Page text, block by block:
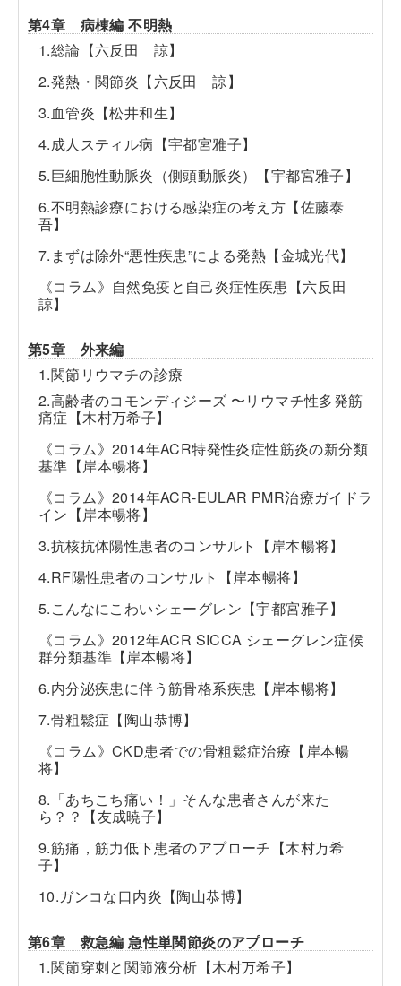
第4章 病棟編 不明熱
1.総論【六反田 諒】
2.発熱・関節炎【六反田 諒】
3.血管炎【松井和生】
4.成人スティル病【宇都宮雅子】
5.巨細胞性動脈炎（側頭動脈炎）【宇都宮雅子】
6.不明熱診療における感染症の考え方【佐藤泰
吾】
7.まずは除外“悪性疾患”による発熱【金城光代】
《コラム》自然免疫と自己炎症性疾患【六反田
諒】
第5章 外来編
1.関節リウマチの診療
2.高齢者のコモンディジーズ 〜リウマチ性多発筋
痛症【木村万希子】
《コラム》2014年ACR特発性炎症性筋炎の新分類
基準【岸本暢将】
《コラム》2014年ACR-EULAR PMR治療ガイドラ
イン【岸本暢将】
3.抗核抗体陽性患者のコンサルト【岸本暢将】
4.RF陽性患者のコンサルト【岸本暢将】
5.こんなにこわいシェーグレン【宇都宮雅子】
《コラム》2012年ACR SICCA シェーグレン症候
群分類基準【岸本暢将】
6.内分泌疾患に伴う筋骨格系疾患【岸本暢将】
7.骨粗鬆症【陶山恭博】
《コラム》CKD患者での骨粗鬆症治療【岸本暢
将】
8.「あちこち痛い！」そんな患者さんが来た
ら？？【友成暁子】
9.筋痛，筋力低下患者のアプローチ【木村万希
子】
10.ガンコな口内炎【陶山恭博】
第6章 救急編 急性単関節炎のアプローチ
1.関節穿刺と関節液分析【木村万希子】